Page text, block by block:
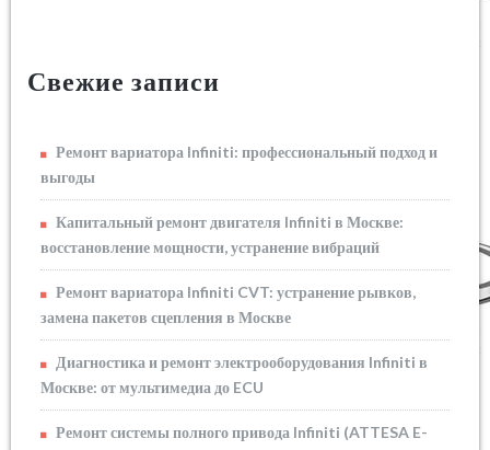
Свежие записи
Ремонт вариатора Infiniti: профессиональный подход и
выгоды
Капитальный ремонт двигателя Infiniti в Москве:
восстановление мощности, устранение вибраций
Ремонт вариатора Infiniti CVT: устранение рывков,
замена пакетов сцепления в Москве
Диагностика и ремонт электрооборудования Infiniti в
Москве: от мультимедиа до ECU
Ремонт системы полного привода Infiniti (ATTESA E-